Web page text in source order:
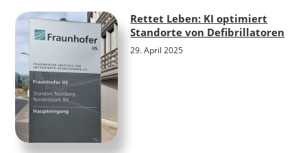
Rettet Leben: KI optimiert
Standorte von Defibrillatoren
29. April 2025